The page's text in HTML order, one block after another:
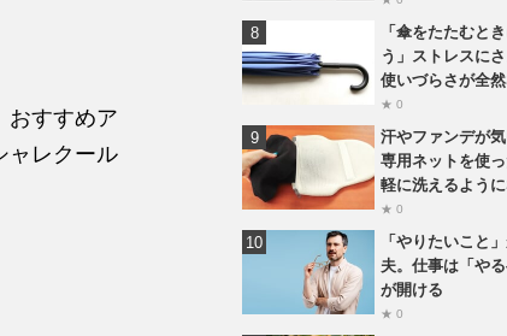
おすすめア
ャレクール
「傘をたたむと
う」ストレスに
使いづらさが全
★ 0
汗やファンデが気
専用ネットを使
軽に洗えるよう
★ 0
「やりたいこと
夫。仕事は「や
が開ける
★ 0